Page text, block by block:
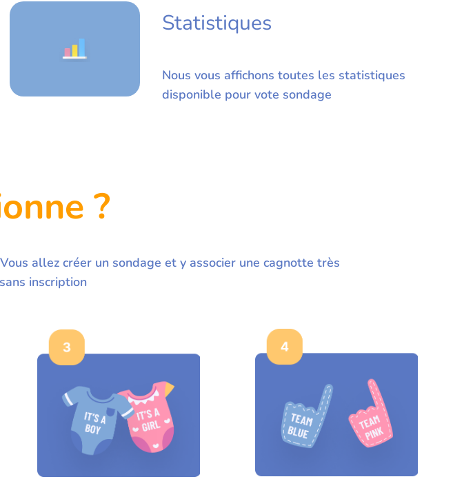
Statistiques
Nous vous affichons toutes les statistiques
disponible pour vote sondage
?
allez créer un sondage et y associer une cagnotte très
inscription